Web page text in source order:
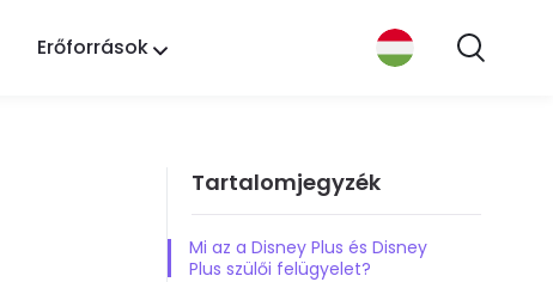
Erőforrások
Tartalomjegyzék
Mi az a Disney Plus és Disney
Plus szülői felügyelet?